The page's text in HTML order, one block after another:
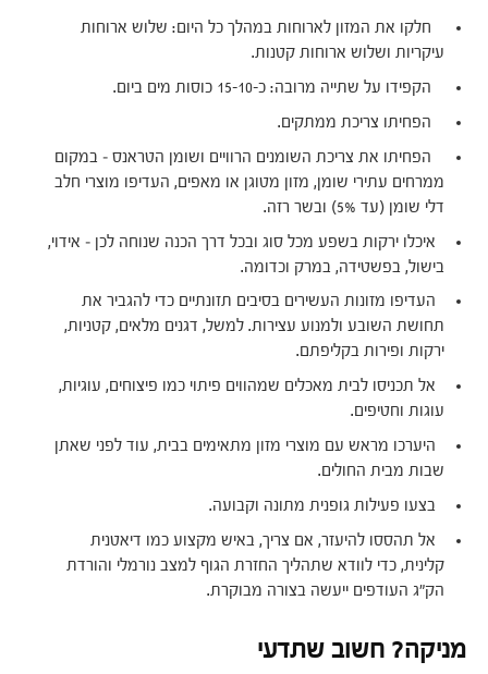
חלקו את המזון לארוחות במהלך כל היום: שלוש ארוחות
עיקריות ושלוש ארוחות קטנות.
הקפידו על שתייה מרובה: כ-15-10 כוסות מים ביום.
הפחיתו צריכת ממתקים.
הפחיתו את צריכת השומנים הרוויים ושומן הטראנס – במקום
ממרחים עתירי שומן, מזון מטוגן או מאפים, העדיפו מוצרי חלב
דלי שומן (עד 5%) ובשר רזה.
איכלו ירקות בשפע מכל סוג ובכל דרך הכנה שנוחה לכן – אידוי,
בישול, בפשטידה, במרק וכדומה.
העדיפו מזונות העשירים בסיבים תזונתיים כדי להגביר את
תחושת השובע ולמנוע עצירות. למשל, דגנים מלאים, קטניות,
ירקות ופירות בקליפתם.
אל תכניסו לבית מאכלים שמהווים פיתוי כמו פיצוחים, עוגיות,
עוגות וחטיפים.
היערכו מראש עם מוצרי מזון מתאימים בבית, עוד לפני שאתן
שבות מבית החולים.
בצעו פעילות גופנית מתונה וקבועה.
אל תהססו להיעזר, אם צריך, באיש מקצוע כמו דיאטנית
קלינית, כדי לוודא שתהליך החזרת הגוף למצב נורמלי והורדת
הק"ג העודפים ייעשה בצורה מבוקרת.
מניקה? חשוב שתדעי